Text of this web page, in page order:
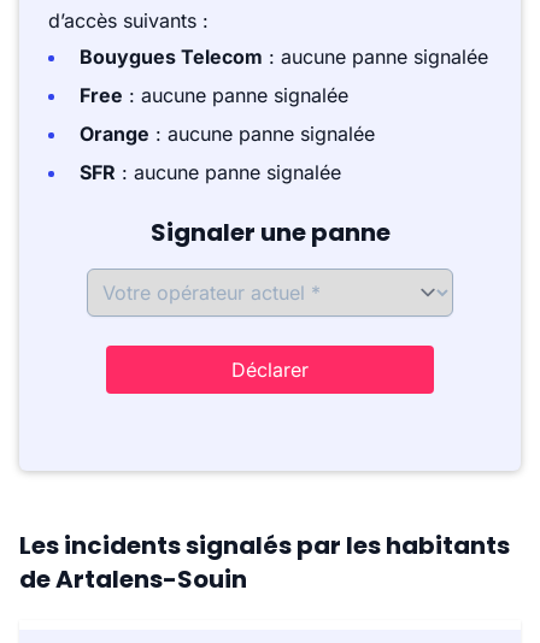
d’accès suivants :
Bouygues Telecom : aucune panne signalée
Free : aucune panne signalée
Orange : aucune panne signalée
SFR : aucune panne signalée
Signaler une panne
Déclarer
Les incidents signalés par les habitants
de Artalens-Souin